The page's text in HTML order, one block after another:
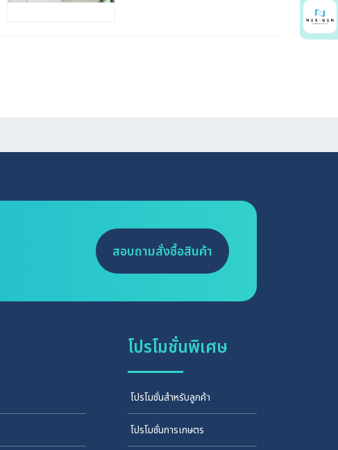
สอบถามสั่งซื้อสินค้า
โปรโมชั่นพิเศษ
โปรโมชั่นสำหรับลูกค้า
โปรโมชั่นการเกษตร